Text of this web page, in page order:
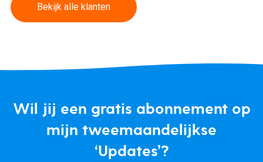
Bekijk alle klanten
Wil jij een gratis abonnement op
mijn tweemaandelijkse
‘Updates’?